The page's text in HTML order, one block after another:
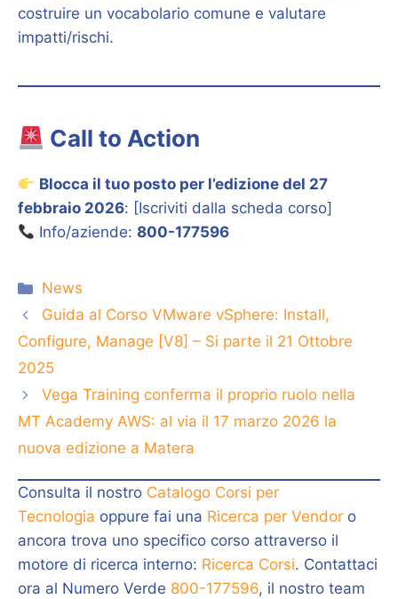
costruire un vocabolario comune e valutare
impatti/rischi.
Call to Action
Blocca il tuo posto per l’edizione del 27
febbraio 2026: [Iscriviti dalla scheda corso]
Info/aziende:800-177596
Categorie
News
Guida al Corso VMware vSphere: Install,
Configure, Manage [V8] – Si parte il 21 Ottobre
2025
Vega Training conferma il proprio ruolo nella
MT Academy AWS: al via il 17 marzo 2026 la
nuova edizione a Matera
Consulta il nostro Catalogo Corsi per
Tecnologia oppure fai una Ricerca per Vendor o
ancora trova uno specifico corso attraverso il
motore di ricerca interno: Ricerca Corsi. Contattaci
ora al Numero Verde 800-177596, il nostro team